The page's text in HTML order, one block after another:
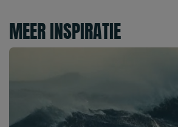
MEER INSPIRATIE